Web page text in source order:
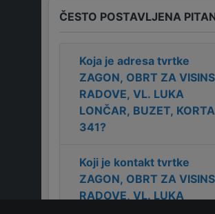
ČESTO POSTAVLJENA
Koja je adresa tvrtke
ZAGON, OBRT ZA
RADOVE, VL. LUKA
LONČAR, BUZET, KORTA
341?
Koji je kontakt tvrtke
ZAGON, OBRT ZA
RADOVE, VL. LUKA